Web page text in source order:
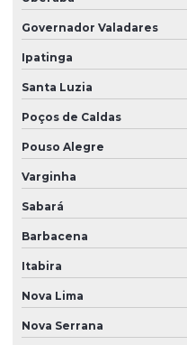
Governador Valadares
Ipatinga
Santa Luzia
Poços de Caldas
Pouso Alegre
Varginha
Sabará
Barbacena
Itabira
Nova Lima
Nova Serrana